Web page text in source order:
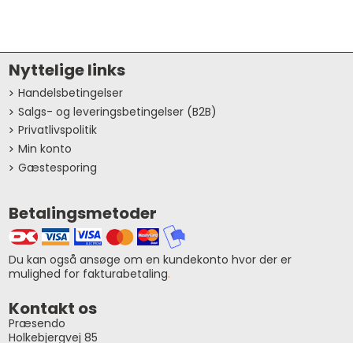
Nyttelige links
Handelsbetingelser
Salgs- og leveringsbetingelser (B2B)
Privatlivspolitik
Min konto
Gæstesporing
Betalingsmetoder
Du kan også ansøge om en kundekonto hvor der er
mulighed for fakturabetaling.
Kontakt os
Præsendo
Holkebjergvej 85